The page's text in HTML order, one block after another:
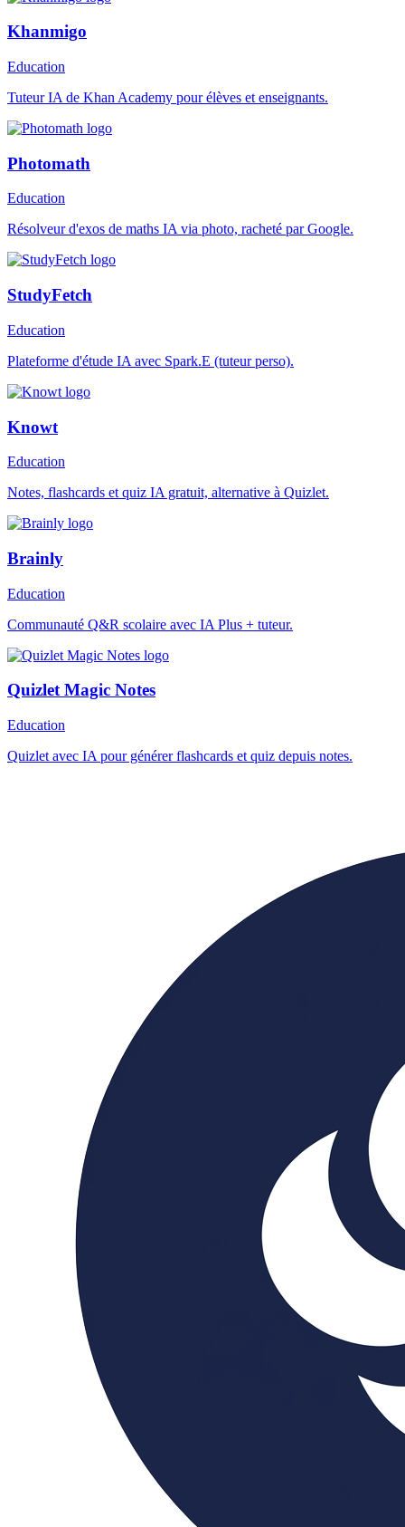
Khanmigo
Education
Tuteur IA de Khan Academy pour élèves et enseignants.
Photomath
Education
Résolveur d'exos de maths IA via photo, racheté par Google.
StudyFetch
Education
Plateforme d'étude IA avec Spark.E (tuteur perso).
Knowt
Education
Notes, flashcards et quiz IA gratuit, alternative à Quizlet.
Brainly
Education
Communauté Q&R scolaire avec IA Plus + tuteur.
Quizlet Magic Notes
Education
Quizlet avec IA pour générer flashcards et quiz depuis notes.